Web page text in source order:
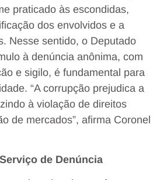
praticado às escondidas,
dos envolvidos e a
Nesse sentido, o Deputado
à denúncia anônima, com
e sigilo, é fundamental para
“A corrupção prejudica a
à violação de direitos
de mercados”, afirma Coronel
de Denúncia